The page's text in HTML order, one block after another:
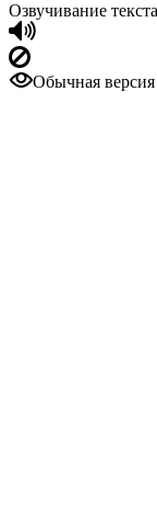
Озвучивание текста
Обычная версия